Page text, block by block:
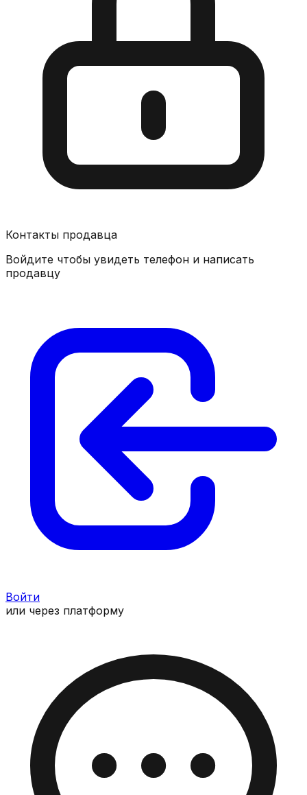
Контакты продавца
Войдите чтобы увидеть телефон и написать
продавцу
Войти
или через платформу